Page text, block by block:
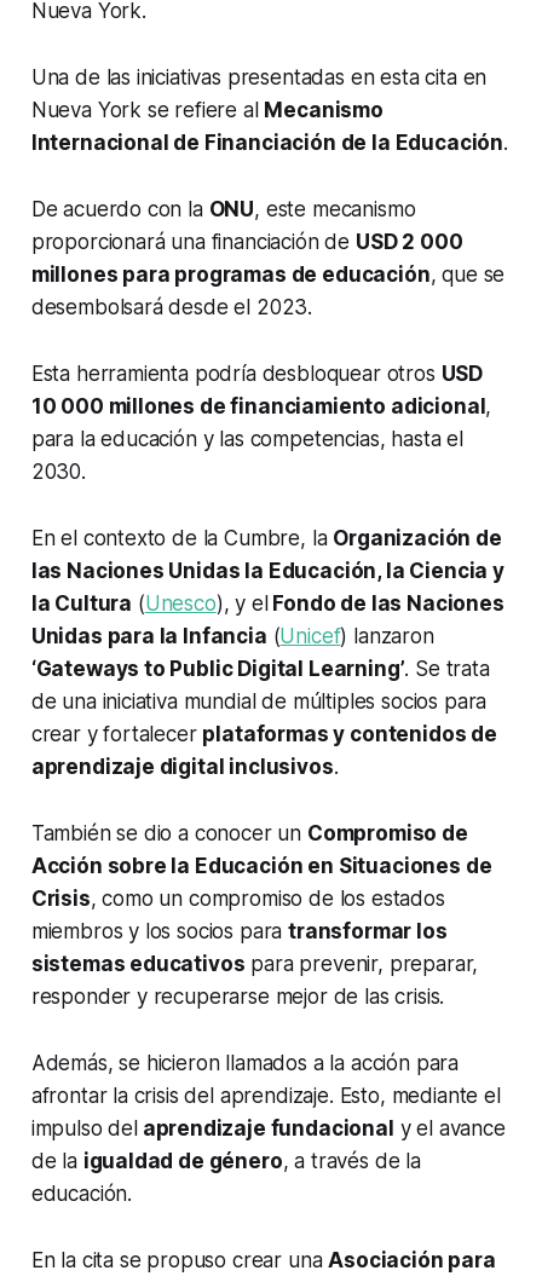
Nueva York.
Una de las iniciativas presentadas en esta cita en
Nueva York se refiere al Mecanismo
Internacional de Financiación de la Educación.
De acuerdo con la ONU, este mecanismo
proporcionará una financiación de USD 2 000
millones para programas de educación, que se
desembolsará desde el 2023.
Esta herramienta podría desbloquear otros USD
10 000 millones de financiamiento adicional,
para la educación y las competencias, hasta el
2030.
En el contexto de la Cumbre, la Organización de
las Naciones Unidas la Educación, la Ciencia y
la Cultura (Unesco), y elFondo de las Naciones
Unidas para la Infancia (Unicef) lanzaron
‘Gateways to Public Digital Learning’. Se trata
de una iniciativa mundial de múltiples socios para
crear y fortalecer plataformas y contenidos de
aprendizaje digital inclusivos.
También se dio a conocer un Compromiso de
Acción sobre la Educación en Situaciones de
Crisis, como un compromiso de los estados
miembros y los socios paratransformar los
sistemas educativos para prevenir, preparar,
responder y recuperarse mejor de las crisis.
Además, se hicieron llamados a la acción para
afrontar la crisis del aprendizaje. Esto, mediante el
impulso delaprendizaje fundacional y el avance
de la igualdad de género, a través de la
educación.
En la cita se propuso crear unaAsociación para